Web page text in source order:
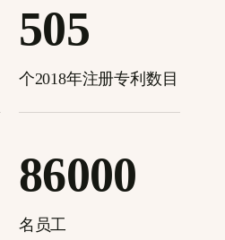
505
个2018年注册专利数目
86000
名员工